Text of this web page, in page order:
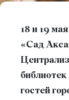
18 и 19
«Сад
гостей